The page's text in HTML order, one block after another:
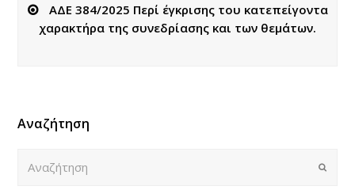
ΑΔΕ 384/2025 Περί έγκρισης του κατεπείγοντα
χαρακτήρα της συνεδρίασης και των θεμάτων.
Αναζήτηση
Submit